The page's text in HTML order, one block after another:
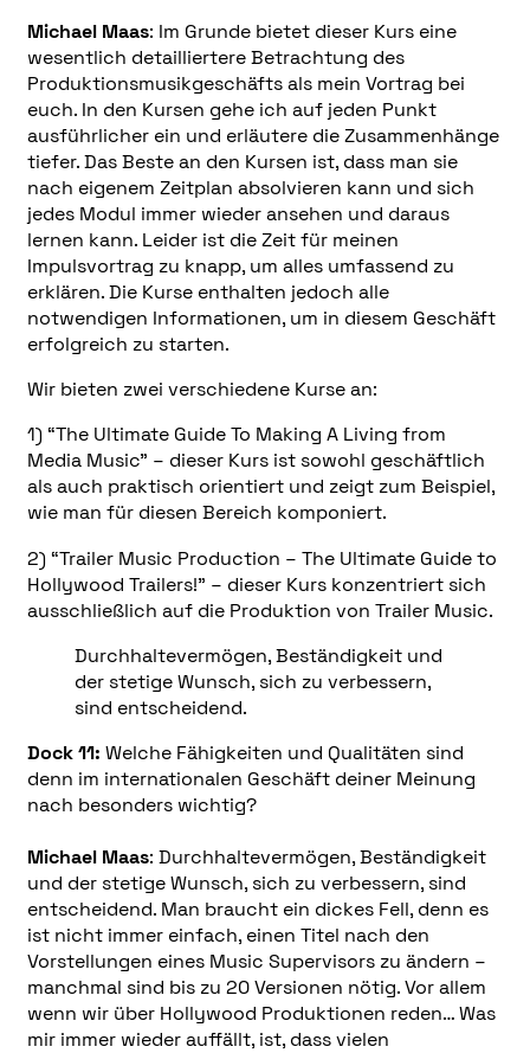
Michael Maas: Im Grunde bietet dieser Kurs eine
wesentlich detailliertere Betrachtung des
Produktionsmusikgeschäfts als mein Vortrag bei
euch. In den Kursen gehe ich auf jeden Punkt
ausführlicher ein und erläutere die Zusammenhänge
tiefer. Das Beste an den Kursen ist, dass man sie
nach eigenem Zeitplan absolvieren kann und sich
jedes Modul immer wieder ansehen und daraus
lernen kann. Leider ist die Zeit für meinen
Impulsvortrag zu knapp, um alles umfassend zu
erklären. Die Kurse enthalten jedoch alle
notwendigen Informationen, um in diesem Geschäft
erfolgreich zu starten.
Wir bieten zwei verschiedene Kurse an:
1) “The Ultimate Guide To Making A Living from
Media Music” – dieser Kurs ist sowohl geschäftlich
als auch praktisch orientiert und zeigt zum Beispiel,
wie man für diesen Bereich komponiert.
2) “Trailer Music Production – The Ultimate Guide to
Hollywood Trailers!” – dieser Kurs konzentriert sich
ausschließlich auf die Produktion von Trailer Music.
Durchhaltevermögen, Beständigkeit und
der stetige Wunsch, sich zu verbessern,
sind entscheidend.
Dock 11: Welche Fähigkeiten und Qualitäten sind
denn im internationalen Geschäft deiner Meinung
nach besonders wichtig?
Michael Maas: Durchhaltevermögen, Beständigkeit
und der stetige Wunsch, sich zu verbessern, sind
entscheidend. Man braucht ein dickes Fell, denn es
ist nicht immer einfach, einen Titel nach den
Vorstellungen eines Music Supervisors zu ändern –
manchmal sind bis zu 20 Versionen nötig. Vor allem
wenn wir über Hollywood Produktionen reden… Was
mir immer wieder auffällt, ist, dass vielen